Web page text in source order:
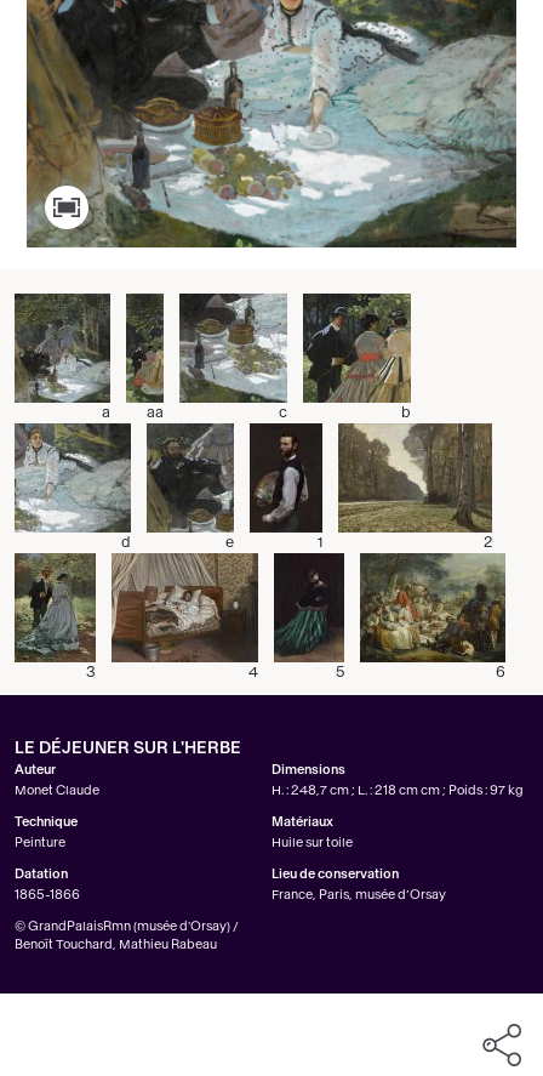
a aa c b
d e 1 2
3 4 5 6
LE DÉJEUNER SUR L'HERBE
Auteur
Monet Claude
Dimensions
H. : 248,7 cm ; L. : 218 cm cm ; Poids : 97 kg
Technique
Peinture
Matériaux
Huile sur toile
Datation
1865-1866
Lieu de conservation
France, Paris, musée d’Orsay
© GrandPalaisRmn (musée d'Orsay) /
Benoît Touchard, Mathieu Rabeau